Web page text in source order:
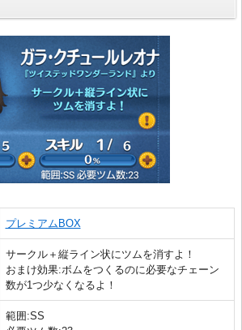
プレミアムBOX
サークル＋縦ライン状にツムを消すよ！
おまけ効果:ボムをつくるのに必要なチェーン
数が1つ少なくなるよ！
範囲:SS